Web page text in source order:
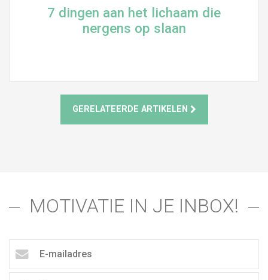
7 dingen aan het lichaam die
nergens op slaan
GERELATEERDE ARTIKELEN
MOTIVATIE IN JE INBOX!